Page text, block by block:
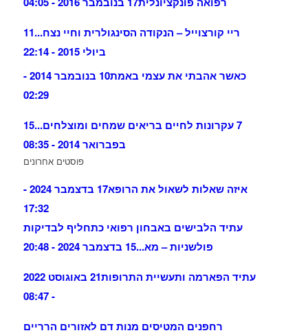
ריי קורצוייל – הנקודה הסינגולרית וחיי נצח...11
ביולי 2015 - 22:14
כאשר אהבתי את עצמי באמת
10 בנובמבר 2014 -
02:29
7 עקרונות לחיים בריאים שמחים ומוצלחים...
15
בפברואר 2014 - 08:35
פוסטים אחרונים
איזה שאלות לשאול את הרופא
17 בדצמבר 2024 -
17:32
עתיד הלבישים באבחון רפואי כתחליף לבדיקות
פולשניות – מא...15 בדצמבר 2024 - 20:48
עתיד הפארמה ותעשיית התרופות
21 באוגוסט 2022
- 08:47
רחפנים המטיסים מנות דם לאזורים הרריים